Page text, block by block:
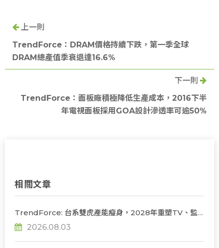
上一則
TrendForce：DRAM價格持續下跌，第一季全球
DRAM總產值季衰退達16.6%
下一則
TrendForce：面板廠積極降低生產成本，2016下半
年電視面板採用GOA設計滲透率可逾50%
相關文章
TrendForce: 台系雙虎產能瘦身，2028年重塑TV、監
視器、筆電三大面板供需版圖
2026.08.03